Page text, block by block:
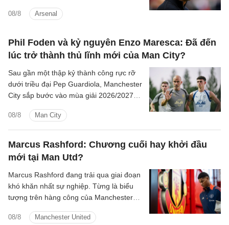
08/8 Arsenal
Phil Foden và kỷ nguyên Enzo Maresca: Đã đến
lúc trở thành thủ lĩnh mới của Man City?
08/8 Man City
Sau gần một thập kỷ thành công rực rỡ
dưới triều đại Pep Guardiola, Manchester
City sắp bước vào mùa giải 2026/2027
trên băng ghế chỉ đạo.
Marcus Rashford: Chương cuối hay khởi đầu
mới tại Man Utd?
08/8 Manchester United
Marcus Rashford đang trải qua giai đoạn
khó khăn nhất sự nghiệp. Từng là biểu
tượng trên hàng công của Manchester
Wayne Rooney thứ hai của bóng đá Anh,